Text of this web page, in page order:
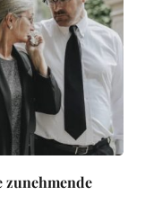
zunehmende